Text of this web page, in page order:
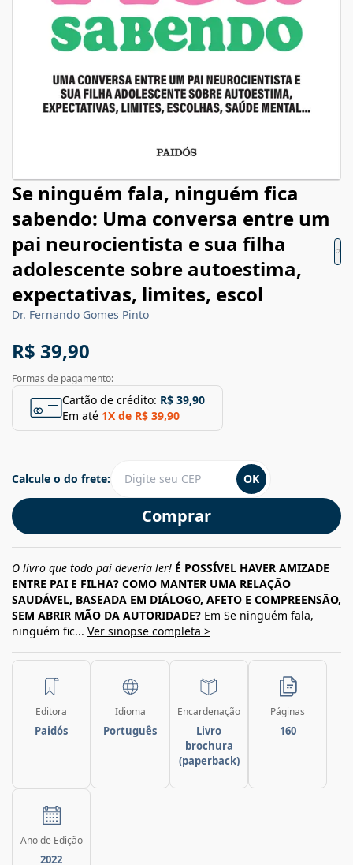
Se ninguém fala, ninguém fica
sabendo: Uma conversa entre um
pai neurocientista e sua filha
adolescente sobre autoestima,
expectativas, limites, escol
Dr. Fernando Gomes Pinto
R$ 39,90
Formas de pagamento:
Cartão de crédito: R$ 39,90
Em até 1X de R$ 39,90
Comprar
Calcule o do frete: OK
O livro que todo pai deveria ler! É POSSÍVEL HAVER AMIZADE
ENTRE PAI E FILHA? COMO MANTER UMA RELAÇÃO
SAUDÁVEL, BASEADA EM DIÁLOGO, AFETO E COMPREENSÃO,
SEM ABRIR MÃO DA AUTORIDADE? Em Se ninguém fala,
ninguém fic... Ver sinopse completa >
Editora
Paidós
Idioma
Português
Encardenação
Livro
brochura
(paperback)
Páginas
160
Ano de Edição
2022